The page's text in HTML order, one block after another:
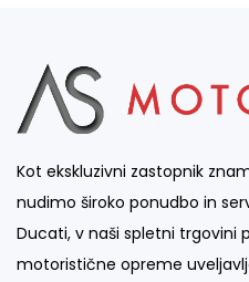
Kot ekskluzivni zastopnik
nudimo široko ponudbo in
Ducati, v naši spletni trgovini
motoristične opreme